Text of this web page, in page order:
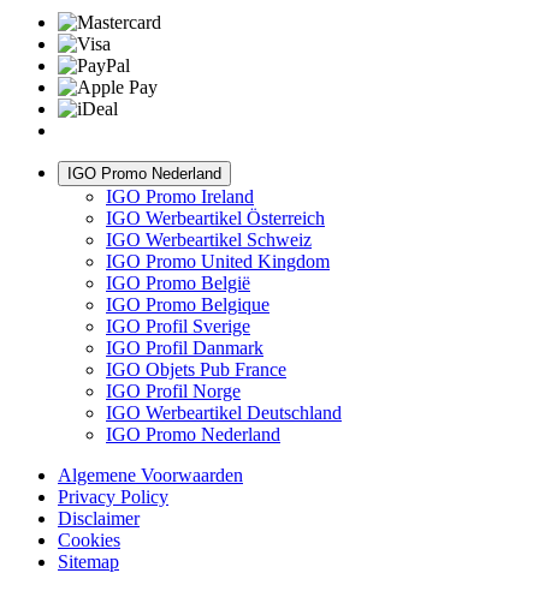
IGO Promo Nederland
IGO Promo Ireland
IGO Werbeartikel Österreich
IGO Werbeartikel Schweiz
IGO Promo United Kingdom
IGO Promo België
IGO Promo Belgique
IGO Profil Sverige
IGO Profil Danmark
IGO Objets Pub France
IGO Profil Norge
IGO Werbeartikel Deutschland
IGO Promo Nederland
Algemene Voorwaarden
Privacy Policy
Disclaimer
Cookies
Sitemap